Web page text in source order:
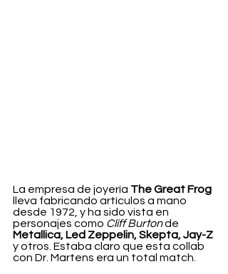
La empresa de joyería The Great Frog
lleva fabricando artículos a mano
desde 1972, y ha sido vista en
personajes como Cliff Burton de
Metallica, Led Zeppelin, Skepta, Jay-Z
y otros. Estaba claro que esta collab
con Dr. Martens era un total match.